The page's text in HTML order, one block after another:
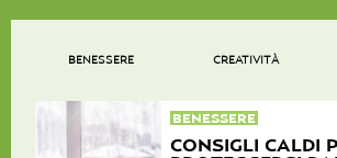
BENESSERE CREATIVITÀ
BENESSERE
CONSIGLI CALDI